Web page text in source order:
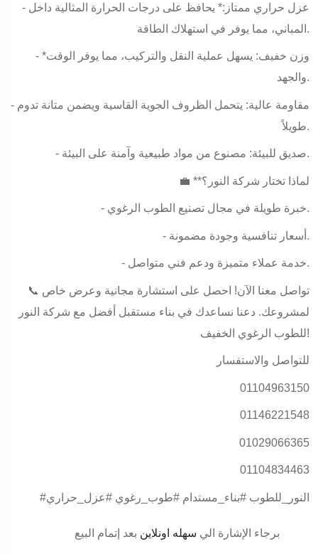
- عزل حراري ممتاز:* يحافظ على درجات الحرارة المثالية داخل
المباني، مما يوفر في استهلاك الطاقة.
- *وزن خفيف: يسهل عملية النقل والتركيب، مما يوفر الوقت
والجهد.
- مقاومة عالية: يتحمل الظروف الجوية القاسية ويضمن متانة تدوم
طويلاً.
- صديق للبيئة: مصنوع من مواد طبيعية وآمنة على البيئة.
💼 **لماذا تختار شركة النور؟
- خبرة طويلة في مجال تصنيع الطوب الرغوي.
- أسعار تنافسية وجودة مضمونة.
- خدمة عملاء متميزة ودعم فني متواصل.
📞 تواصل معنا الآن! احصل على استشارة مجانية وعرض خاص
لمشروعك. دعنا نساعدك في بناء مستقبل أفضل مع شركة النور
للطوب الرغوي الخفيف!
للتواصل والاستفسار
01104963150
01146221548
01029066365
01104834463
#النور_للطوب #بناء_مستدام #طوب_رغوي #عزل_حراري
برجاء الإشارة الي سهله اونلاين بعد إتمام البيع